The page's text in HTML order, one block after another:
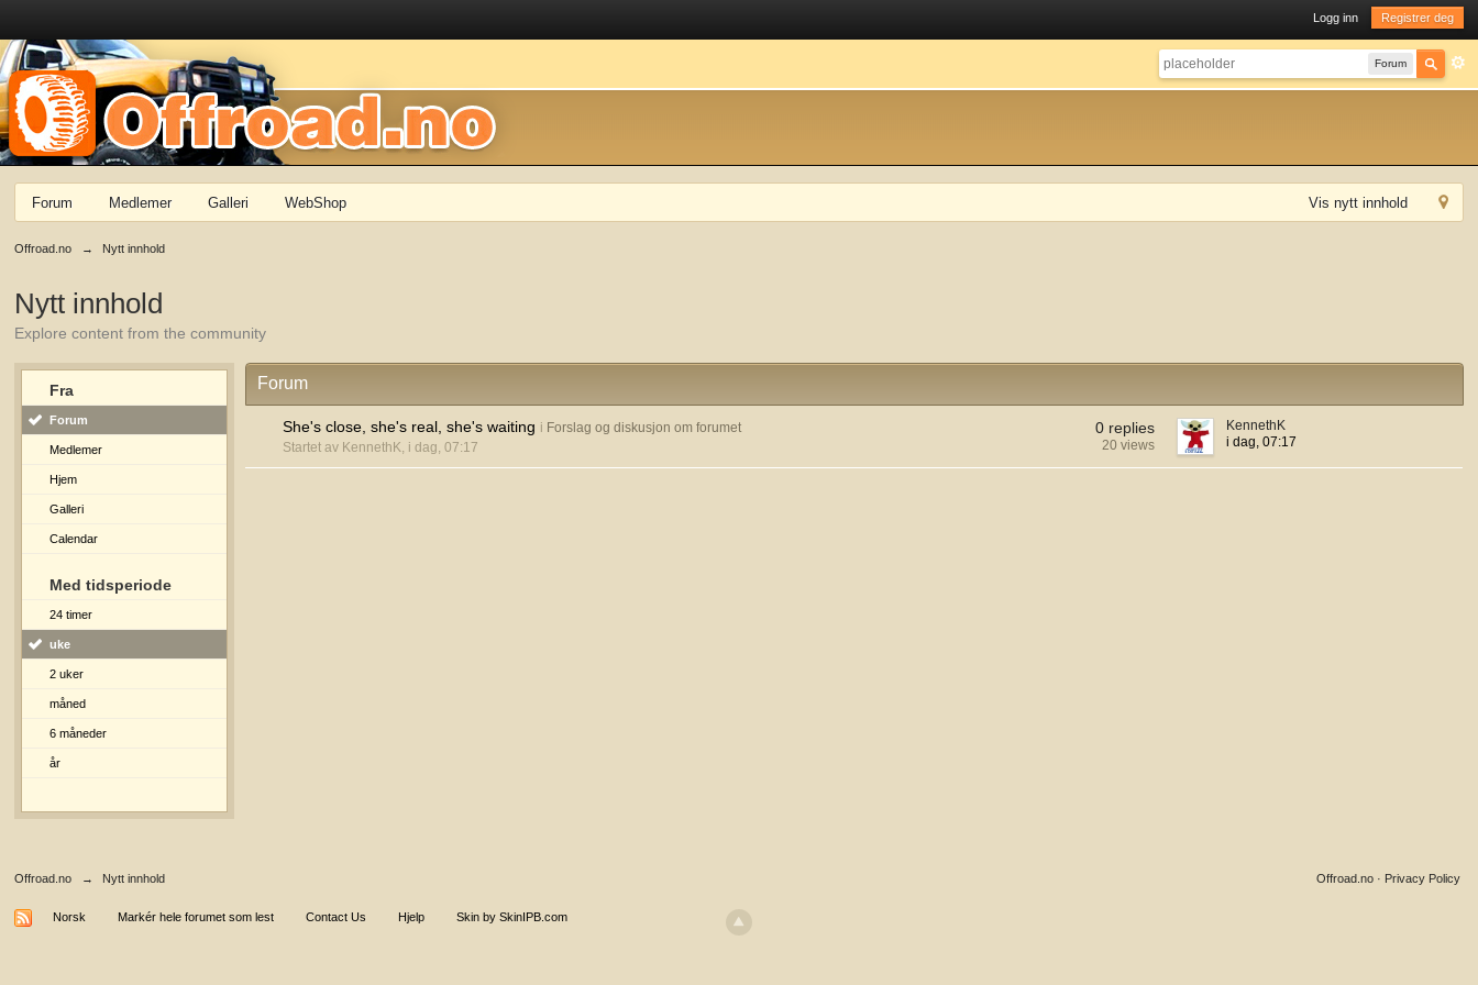
Logg inn Registrer deg
Forum
Vis nytt innhold
Forum Medlemer Galleri WebShop
Offroad.no → Nytt innhold
Nytt innhold
Explore content from the community
Fra
Forum
Medlemer
Hjem
Galleri
Calendar
Med tidsperiode
24 timer
uke
2 uker
måned
6 måneder
år
Forum
She's close, she's real, she's waiting i Forslag og diskusjon om forumet
Startet av KennethK, i dag, 07:17
0 replies
20 views
KennethK
i dag, 07:17
Offroad.no → Nytt innhold Privacy Policy
Offroad.no ·
Norsk Markér hele forumet som lest Contact Us Hjelp Skin by SkinIPB.com